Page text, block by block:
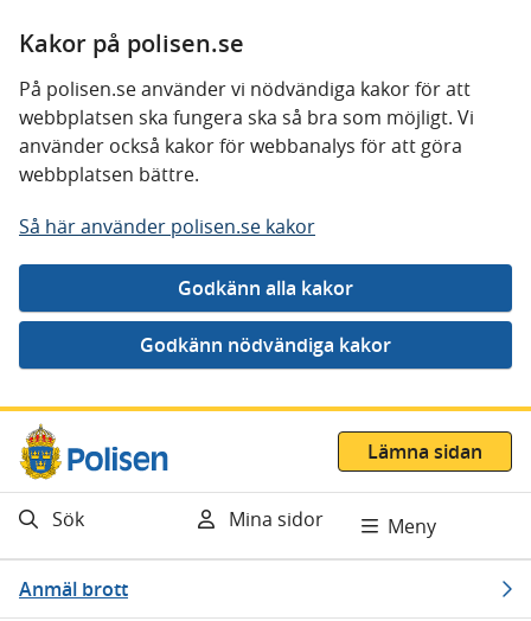
Kakor på polisen.se
På polisen.se använder vi nödvändiga kakor för att
webbplatsen ska fungera ska så bra som möjligt. Vi
använder också kakor för webbanalys för att göra
webbplatsen bättre.
Så här använder polisen.se kakor
Gå direkt till innehåll
Lämna sidan
Sök Mina sidor Meny
Anmäl brott